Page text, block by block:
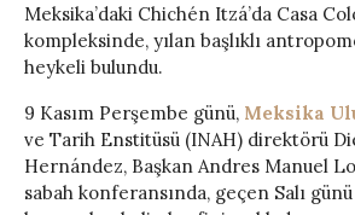
Meksika’daki Chichén Itzá’da Casa
kompleksinde, yılan başlıklı
heykeli bulundu.
9 Kasım Perşembe günü, Meksika
ve Tarih Enstitüsü (INAH) direktörü
Hernández, Başkan Andres Manuel
sabah konferansında, geçen Salı